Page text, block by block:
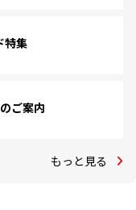
特集
ご案内
もっと見る